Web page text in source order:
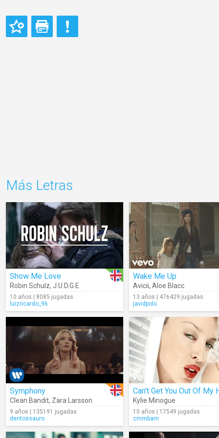
Más Letras
Show Me Love
Robin Schulz, J.U.D.G.E.
10 años | 8085 jugadas
luizricardo_96
Wake Me Up
Avicii, Aloe Blacc
13 años | 476429 jugadas
javidpolo
Symphony
Clean Bandit, Zara Larsson
9 años | 135191 jugadas
dentossauro
Kylie Minogue
10 años | 17549 jugadas
cmmbarn